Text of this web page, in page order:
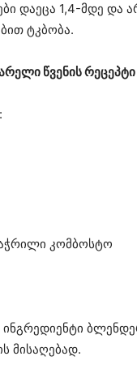
დაეცა 1,4-მდე და
ტკბობა.
წვენის
კომბოსტო
ინგრედიენტი
მისაღებად.